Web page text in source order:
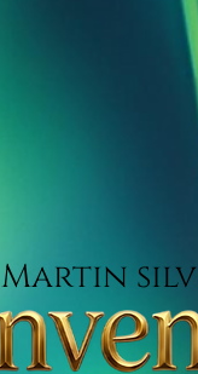
Martin